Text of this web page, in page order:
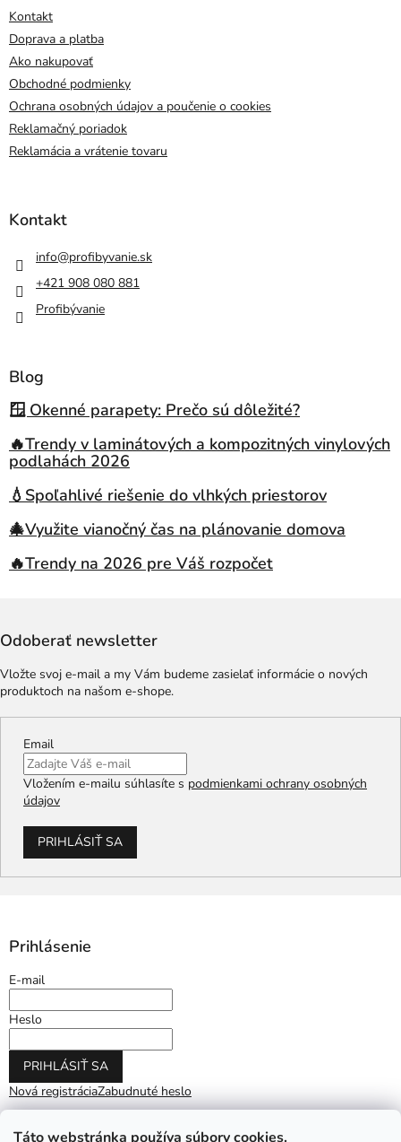
Táto webstránka používa súbory cookies.
Kontakt
Doprava a platba
Ako nakupovať
Obchodné podmienky
Ochrana osobných údajov a poučenie o cookies
Reklamačný poriadok
Reklamácia a vrátenie tovaru
Kontakt
info@profibyvanie.sk
+421 908 080 881
Profibývanie
Blog
🪟 Okenné parapety: Prečo sú dôležité?
🔥Trendy v laminátových a kompozitných vinylových
podlahách 2026
💧Spoľahlivé riešenie do vlhkých priestorov
🎄Využite vianočný čas na plánovanie domova
🔥Trendy na 2026 pre Váš rozpočet
Odoberať newsletter
Vložte svoj e-mail a my Vám budeme zasielať informácie o nových
produktoch na našom e-shope.
Email
Vložením e-mailu súhlasíte s podmienkami ochrany osobných
údajov
PRIHLÁSIŤ SA
Prihlásenie
E-mail
Heslo
PRIHLÁSIŤ SA
Nová registráciaZabudnuté heslo